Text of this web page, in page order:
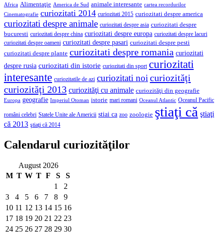
Africa Alimentaţie America de Sud animale interesante cartea recordurilor
Cinematografie curiozitati 2014 curiozitati 2015 curiozitati despre america
curiozitati despre animale curiozitati despre asia curiozitati despre
bucuresti curiozitati despre china curiozitati despre europa curiozitati despre lacuri
curiozitati despre oameni curiozitati despre pasari curiozitati despre pesti
curiozitati despre plante curiozitati despre romania curiozitati
despre rusia curiozitati din istorie curiozitati din sport curiozitati
interesante curiozitatile de azi curiozitati noicuriozităţi
curiozităţi 2013 curiozităţi cu animale curiozităţi din geografie
Europa geografie Imperiul Otoman istorie mari romani Oceanul Atlantic Oceanul Pacific
români celebri Statele Unite ale Americii stiai ca zoo zoologie ştiaţi că ştiaţi
că 2013 ştiaţi că 2014
Calendarul curiozităţilor
August 2026
M T W T F S
S
1
2
3
4 5 6 7 8
9
10 11 12 13 14 15 16
17 18 19 20 21 22 23
24 25 26 27 28 29 30